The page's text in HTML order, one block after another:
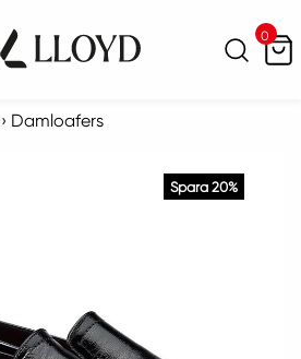
0
› Damloafers
Spara 20%